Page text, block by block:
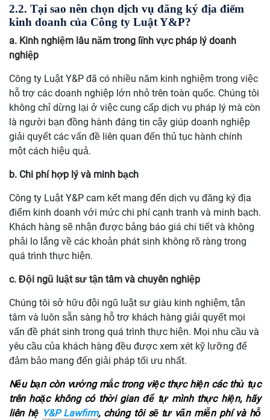
2.2. Tại sao nên chọn dịch vụ đăng ký địa điểm
kinh doanh của Công ty Luật Y&P?
a. Kinh nghiệm lâu năm trong lĩnh vực pháp lý doanh
nghiệp
Công ty Luật Y&P đã có nhiều năm kinh nghiệm trong việc
hỗ trợ các doanh nghiệp lớn nhỏ trên toàn quốc. Chúng tôi
không chỉ dừng lại ở việc cung cấp dịch vụ pháp lý mà còn
là người bạn đồng hành đáng tin cậy giúp doanh nghiệp
giải quyết các vấn đề liên quan đến thủ tục hành chính
một cách hiệu quả.
b. Chi phí hợp lý và minh bạch
Công ty Luật Y&P cam kết mang đến dịch vụ đăng ký địa
điểm kinh doanh với mức chi phí cạnh tranh và minh bạch.
Khách hàng sẽ nhận được bảng báo giá chi tiết và không
phải lo lắng về các khoản phát sinh không rõ ràng trong
quá trình thực hiện.
c. Đội ngũ luật sư tận tâm và chuyên nghiệp
Chúng tôi sở hữu đội ngũ luật sư giàu kinh nghiệm, tận
tâm và luôn sẵn sàng hỗ trợ khách hàng giải quyết mọi
vấn đề phát sinh trong quá trình thực hiện. Mọi nhu cầu và
yêu cầu của khách hàng đều được xem xét kỹ lưỡng để
đảm bảo mang đến giải pháp tối ưu nhất.
Nếu bạn còn vướng mắc trong việc thực hiện các thủ tục
trên hoặc không có thời gian để tự mình thực hiện, hãy
liên hệ Y&P Lawfirm, chúng tôi sẽ tư vấn miễn phí và hỗ